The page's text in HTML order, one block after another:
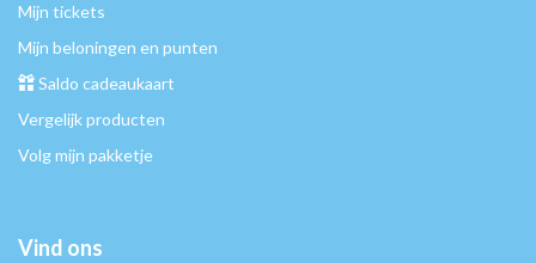
Mijn tickets
Mijn beloningen en punten
Saldo cadeaukaart
Vergelijk producten
Volg mijn pakketje
Vind ons